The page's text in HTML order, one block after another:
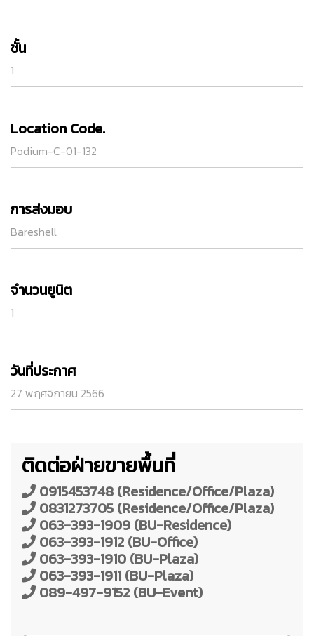
ชั้น
1
Location Code.
Podium-C-01-132
การส่งมอบ
Bareshell
จำนวนยูนิต
1
วันที่ประกาศ
27 พฤศจิกายน 2566
ติดต่อฝ่ายขายพื้นที่
0915453748 (Residence/Office/Plaza)
0831273705 (Residence/Office/Plaza)
063-393-1909 (BU-Residence)
063-393-1912 (BU-Office)
063-393-1910 (BU-Plaza)
063-393-1911 (BU-Plaza)
089-497-9152 (BU-Event)